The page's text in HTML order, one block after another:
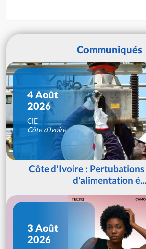
Communiqués
4 Août
2026
CIE
Côte d'Ivoire
Côte d'Ivoire : Pertubations
d'alimentation é...
3 Août
2026